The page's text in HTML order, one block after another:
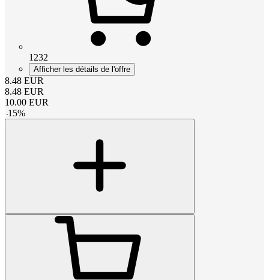
1232
Afficher les détails de l'offre
8.48 EUR
8.48 EUR
10.00 EUR
-15%